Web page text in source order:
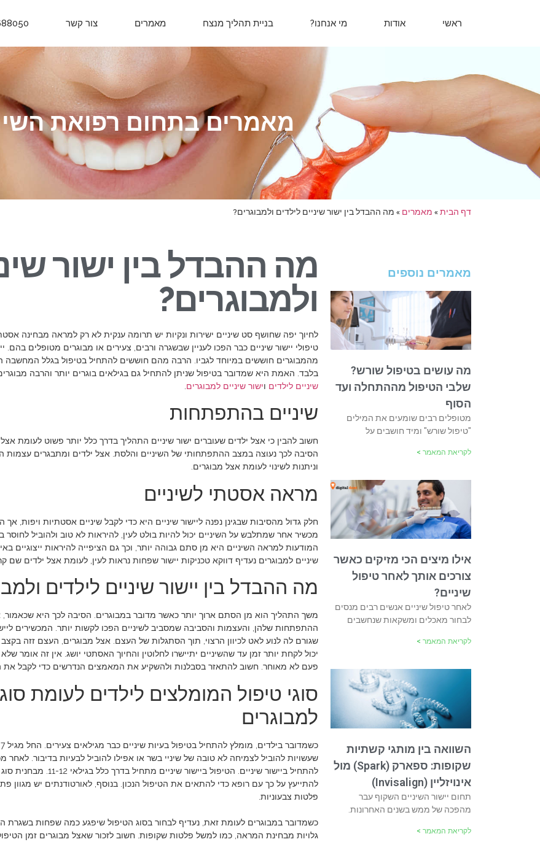
ראשי אודות מי אנחנו? בניית תהליך מנצח מאמרים צור קשר
מאמרים בתחום רפואת
דף הבית» מאמרים » מה ההבדל בין ישור שיניים לילדים ולמבוגרים?
מאמרים נוספים
מה עושים בטיפול שורש?
שלבי הטיפול מההתחלה ועד
הסוף
מטופלים רבים שומעים את המילים
"טיפול שורש" ומיד חושבים על
לקריאת המאמר >
אילו מיצים הכי מזיקים כאשר
צורכים אותך לאחר טיפול
שיניים?
לאחר טיפול שיניים אנשים רבים מנסים
לבחור מאכלים ומשקאות שנחשבים
לקריאת המאמר >
השוואה בין מותגי קשתיות
שקופות: ספארק (Spark) מול
אינויזליין (Invisalign)
תחום יישור השיניים השקוף עבר
מהפכה של ממש בשנים האחרונות.
לקריאת המאמר >
מה ההבדל בין ישור
ולמבוגרים?
לחיוך יפה שחושף סט שיניים ישירות ונקיות יש תרומה ענקית לא רק למראה מבחינה
טיפולי יישור שיניים כבר הפכו לעניין שבשגרה ורבים, צעירים או מבוגרים מטופלים בהם.
מהמבוגרים חוששים במיוחד לגביו. הרבה מהם חוששים להתחיל בטיפול בגלל המחשבה
בלבד. האמת היא שמדובר בטיפול שניתן להתחיל גם בגילאים בוגרים יותר והרבה
שיניים לילדים וישור שיניים למבוגרים
שיניים בהתפתחות
חשוב להבין כי אצל ילדים שעוברים ישור שיניים התהליך בדרך כלל יותר פשוט לעומת
הסיבה לכך נעוצה במצב ההתפתחותי של השיניים והלסת. אצל ילדים ומתבגרים עצמות
וניתנות לשינוי לעומת אצל מבוגרים.
מראה אסטתי לשיניים
חלק גדול מהסיבות שבגינן נפנה ליישור שיניים היא כדי לקבל שיניים אסטתיות ויפות,
מכשיר אחר שמתלבש על השיניים יכול להיות בולט לעין, להיראות לא טוב ולהוביל לחוסר
המודעות למראה השיניים היא מן סתם גבוהה יותר, וכך גם הציפייה להיראות ייצוגיים
שיניים למבוגרים נעדיף דווקא טכניקות יישור שפחות נראות לעין, לעומת אצל ילדים שם
מה ההבדל בין יישור שיניים לילדים
משך התהליך הוא מן הסתם ארוך יותר כאשר מדובר במבוגרים. הסיבה לכך היא שכאמור,
ההתפתחות שלהן, והעצמות והסביבה שמסביב לשיניים הפכו לקשות יותר. המכשירים
שגורם לה לנוע לאט לכיוון הרצוי, תוך הסתגלות של העצם. אצל מבוגרים, העצם זזה בקצב
יכול לקחת יותר זמן עד שהשיניים יתיישרו לחלוטין והחיוך האסתטי יושג. אין זה אומר
פעם לא מאוחר. חשוב להתאזר בסבלנות ולהשקיע את המאמצים הנדרשים כדי לקבל
סוגי טיפול המומלצים לילדים לעומת
למבוגרים
שעשויות להוביל לצמיחה לא טובה של שיניי בשר או אפילו להוביל לבעיות בדיבור. לאחר
להתחיל ביישור שיניים.
להתייעץ על כך עם רופא כדי להתאים את הטיפול הנכון. בנוסף, לאורטודנתים יש מגוון
פלטות צבעוניות.
כשמדובר במבוגרים לעומת זאת, נעדיף לבחור בסוג הטיפול שיפגע כמה שפחות בשגרת
גלויות מבחינת המראה, כמו למשל פלטות שקופות. חשוב לזכור שאצל מבוגרים זמן